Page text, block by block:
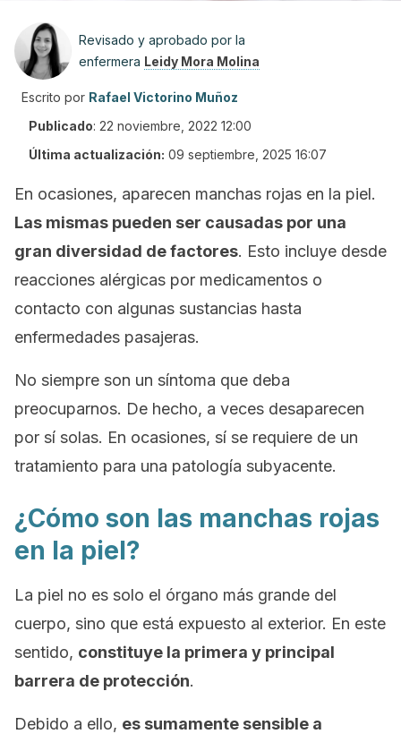
Revisado y aprobado por la
enfermera Leidy Mora Molina
Escrito por Rafael Victorino Muñoz
Publicado: 22 noviembre, 2022 12:00
Última actualización: 09 septiembre, 2025 16:07
En ocasiones, aparecen manchas rojas en la piel.
Las mismas pueden ser causadas por una
gran diversidad de factores. Esto incluye desde
reacciones alérgicas por medicamentos o
contacto con algunas sustancias hasta
enfermedades pasajeras.
No siempre son un síntoma que deba
preocuparnos. De hecho, a veces desaparecen
por sí solas. En ocasiones, sí se requiere de un
tratamiento para una patología subyacente.
¿Cómo son las manchas rojas
en la piel?
La piel no es solo el órgano más grande del
cuerpo, sino que está expuesto al exterior. En este
sentido, constituye la primera y principal
barrera de protección.
Debido a ello, es sumamente sensible a